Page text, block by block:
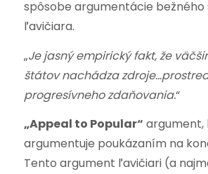
spôsobe argumentácie
ľavičiara.
„Je jasný empirický fakt, že
štátov nachádza
progresívneho zdaňovania.“
„Appeal to Popular“ argument,
argumentuje poukázaním na
Tento argument ľavičiari (a